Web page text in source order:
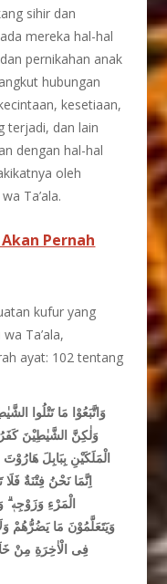
sihir dan
mereka hal-hal
pernikahan anak
hubungan
kesetiaan,
terjadi, dan lain
dengan hal-hal
oleh
Ta’ala.
Pernah
kufur yang
Ta’ala,
ayat: 102 tentang
وَاتَّبَعُوْا مَا تَتْلُوا
وَلٰكِنَّ الشَّيٰطِيْنَ
الْمَلَكَيْنِ بِبَابِلَ
اِنَّمَا نَحْنُ فِتْنَةٌ
الْمَرْءِ وَزَوْجِهٖ
وَيَتَعَلَّمُوْنَ مَا يَضُرُّهُمْ
فِى الْاٰخِرَةِ مِنْ